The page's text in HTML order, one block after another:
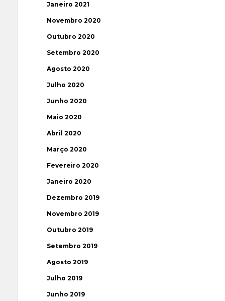
Janeiro 2021
Novembro 2020
Outubro 2020
Setembro 2020
Agosto 2020
Julho 2020
Junho 2020
Maio 2020
Abril 2020
Março 2020
Fevereiro 2020
Janeiro 2020
Dezembro 2019
Novembro 2019
Outubro 2019
Setembro 2019
Agosto 2019
Julho 2019
Junho 2019